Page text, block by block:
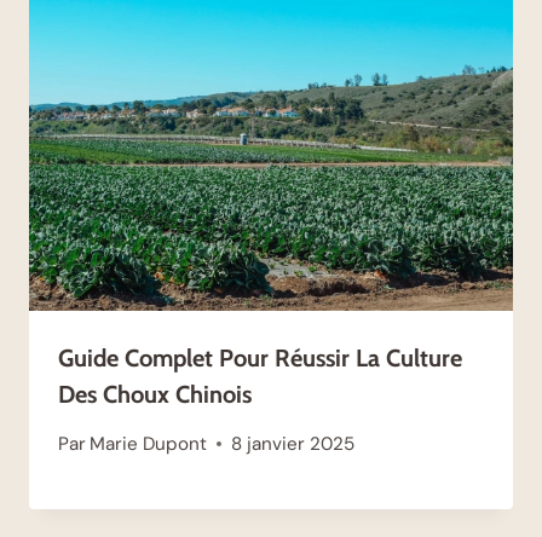
Guide Complet Pour Réussir La Culture
Des Choux Chinois
Par Marie Dupont 8 janvier 2025